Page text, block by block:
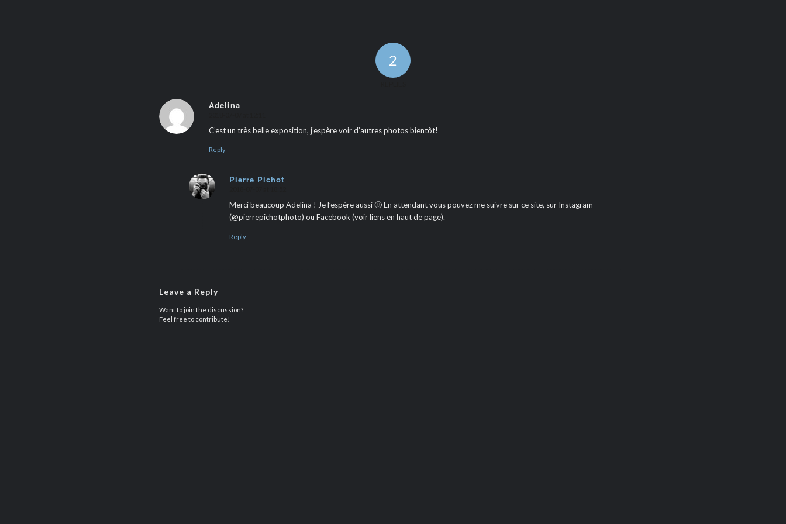
2
Adelina
C’est un très belle exposition, j’espère voir d’autres photos bientôt!
Reply
Pierre Pichot
Merci beaucoup Adelina ! Je l’espère aussi 🙂 En attendant vous pouvez me suivre sur ce site, sur Instagram
(@pierrepichotphoto) ou Facebook (voir liens en haut de page).
Reply
Leave a Reply
Want to join the discussion?
Feel free to contribute!